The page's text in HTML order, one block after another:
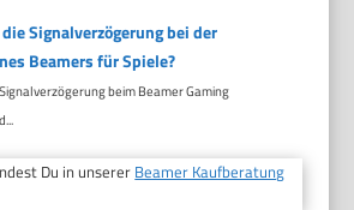
Signalverzögerung bei der
Beamers für Spiele?
beim Beamer Gaming
Du in unserer Beamer Kaufberatung